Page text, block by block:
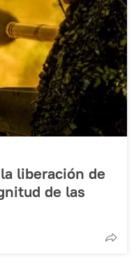
liberación de
de las